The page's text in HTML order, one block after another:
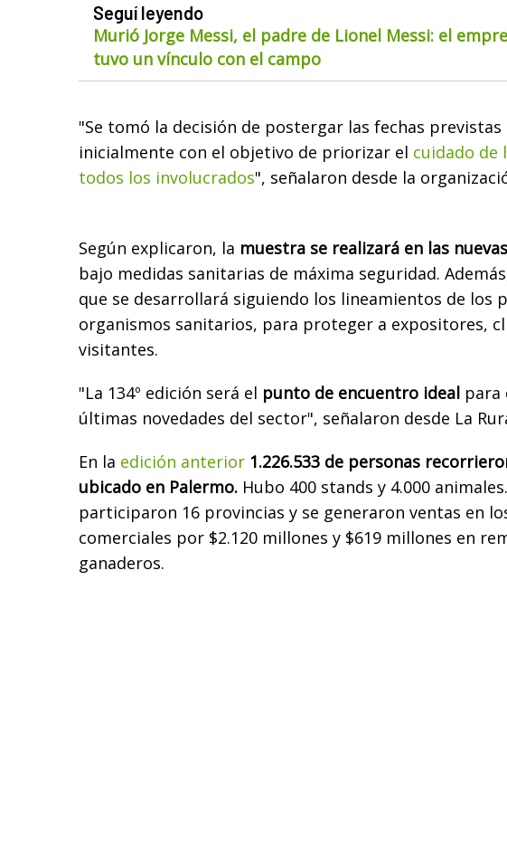
Seguí leyendo
Murió Jorge Messi, el padre de Lionel Messi: el
tuvo un vínculo con el campo
"Se tomó la decisión de postergar las fechas previstas
inicialmente con el objetivo de priorizar el cuidado de
todos los involucrados", señalaron desde la
Según explicaron, la muestra se realizará en las
bajo medidas sanitarias de máxima seguridad.
que se desarrollará siguiendo los lineamientos de los
organismos sanitarios, para proteger a expositores,
visitantes.
"La 134º edición será el punto de encuentro ideal para
últimas novedades del sector", señalaron desde La
En la edición anterior 1.226.533 de personas
ubicado en Palermo. Hubo 400 stands y 4.000
participaron 16 provincias y se generaron ventas en
comerciales por $2.120 millones y $619 millones en
ganaderos.